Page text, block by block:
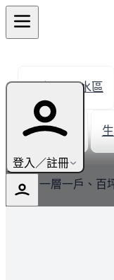
登入／註冊
← 返回淡水區
新屋開箱
最新
主力為一層一戶、
觀